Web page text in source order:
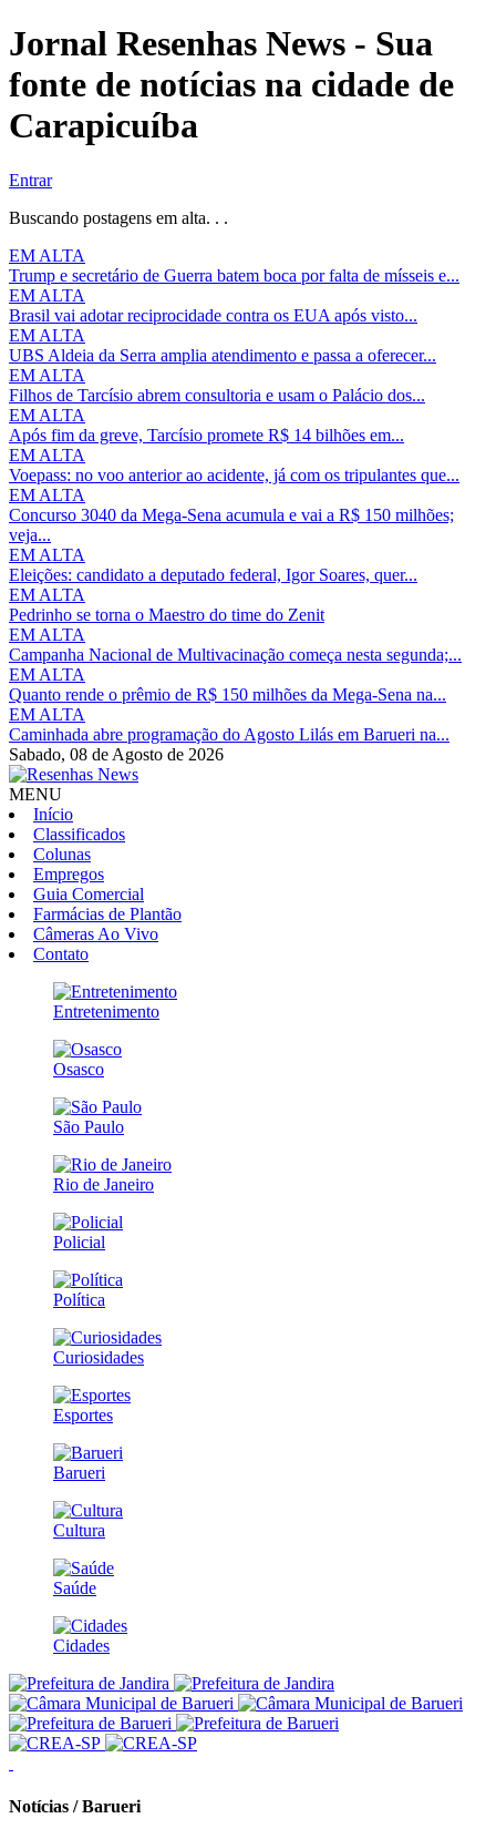
Jornal Resenhas News - Sua
fonte de notícias na cidade de
Carapicuíba
Entrar
Buscando postagens em alta. . .
EM ALTA
Trump e secretário de Guerra batem boca por falta de mísseis e...
EM ALTA
Brasil vai adotar reciprocidade contra os EUA após visto...
EM ALTA
UBS Aldeia da Serra amplia atendimento e passa a oferecer...
EM ALTA
Filhos de Tarcísio abrem consultoria e usam o Palácio dos...
EM ALTA
Após fim da greve, Tarcísio promete R$ 14 bilhões em...
EM ALTA
Voepass: no voo anterior ao acidente, já com os tripulantes que...
EM ALTA
Concurso 3040 da Mega-Sena acumula e vai a R$ 150 milhões;
veja...
EM ALTA
Eleições: candidato a deputado federal, Igor Soares, quer...
EM ALTA
Pedrinho se torna o Maestro do time do Zenit
EM ALTA
Campanha Nacional de Multivacinação começa nesta segunda;...
EM ALTA
Quanto rende o prêmio de R$ 150 milhões da Mega-Sena na...
EM ALTA
Caminhada abre programação do Agosto Lilás em Barueri na...
Sabado, 08 de Agosto de 2026
MENU
Início
Classificados
Colunas
Empregos
Guia Comercial
Farmácias de Plantão
Câmeras Ao Vivo
Contato
Entretenimento
Osasco
São Paulo
Rio de Janeiro
Policial
Política
Curiosidades
Esportes
Barueri
Cultura
Saúde
Cidades
Notícias / Barueri